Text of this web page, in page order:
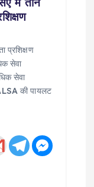
प्रशिक्षण
सेवा
सेवा
की पायलट